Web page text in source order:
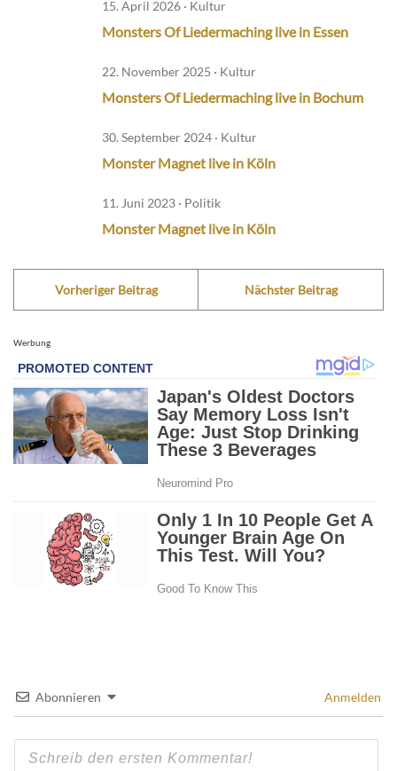
15. April 2026 · Kultur
Monsters Of Liedermaching live in Essen
22. November 2025 · Kultur
Monsters Of Liedermaching live in Bochum
30. September 2024 · Kultur
Monster Magnet live in Köln
11. Juni 2023 · Politik
Monster Magnet live in Köln
Vorheriger Beitrag Nächster Beitrag
Werbung
Abonnieren Anmelden